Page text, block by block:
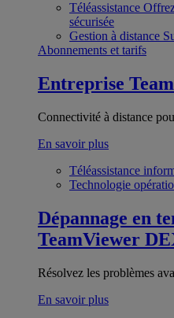
Téléassistance
sécurisée
Gestion à distance
Abonnements et tarifs
Entreprise
Connectivité à distance
En savoir plus
Téléassistance
Technologie
Dépannage en
TeamViewer
Résolvez les problèmes
En savoir plus